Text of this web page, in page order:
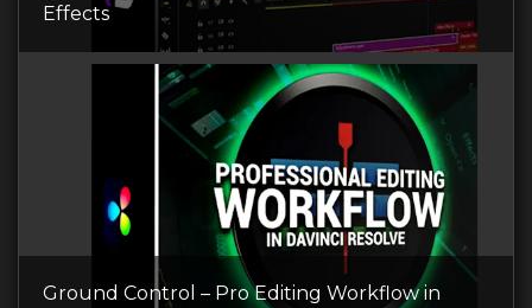
Effects
Ground Control – Pro Editing Workflow in